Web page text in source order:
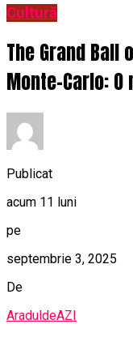
Cultură
The Grand
Monte-Carlo:
Publicat
acum 11 luni
pe
septembrie 3, 2025
De
AraduldeAZI